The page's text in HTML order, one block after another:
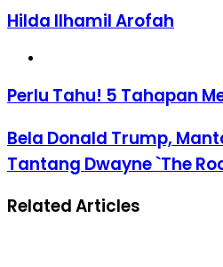
Hilda Ilhamil Arofah
Perlu
Tahu!
Tahapan
New
Perlu Tahu! 5 Tahapan
Bela
Donald
Trump,
Juara
UFC
Bela Donald Trump,
Tantang Dwayne `The
Related Articles